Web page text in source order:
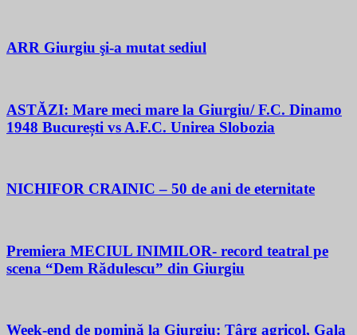
ARR Giurgiu şi-a mutat sediul
ASTĂZI: Mare meci mare la Giurgiu/ F.C. Dinamo
1948 București vs A.F.C. Unirea Slobozia
NICHIFOR CRAINIC – 50 de ani de eternitate
Premiera MECIUL INIMILOR- record teatral pe
scena “Dem Rădulescu” din Giurgiu
Week-end de pomină la Giurgiu: Târg agricol, Gala